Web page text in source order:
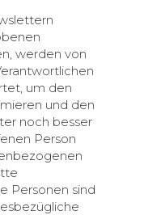
werden von
um den
und den
noch besser
Person
Personen sind